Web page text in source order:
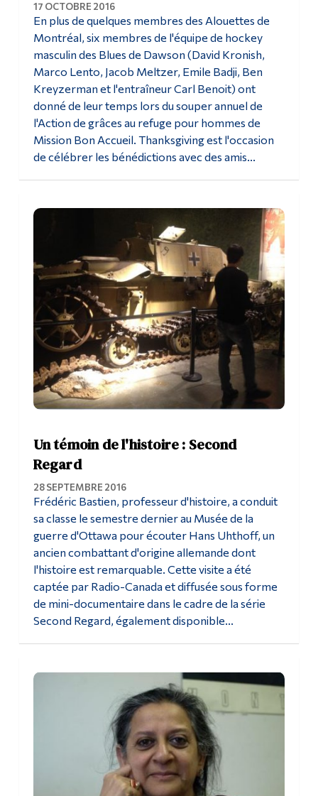
17 OCTOBRE 2016
En plus de quelques membres des Alouettes de
Montréal, six membres de l'équipe de hockey
masculin des Blues de Dawson (David Kronish,
Marco Lento, Jacob Meltzer, Emile Badji, Ben
Kreyzerman et l'entraîneur Carl Benoit) ont
donné de leur temps lors du souper annuel de
l'Action de grâces au refuge pour hommes de
Mission Bon Accueil. Thanksgiving est l'occasion
de célébrer les bénédictions avec des amis...
Un témoin de l'histoire : Second
Regard
28 SEPTEMBRE 2016
Frédéric Bastien, professeur d'histoire, a conduit
sa classe le semestre dernier au Musée de la
guerre d'Ottawa pour écouter Hans Uhthoff, un
ancien combattant d'origine allemande dont
l'histoire est remarquable. Cette visite a été
captée par Radio-Canada et diffusée sous forme
de mini-documentaire dans le cadre de la série
Second Regard, également disponible...